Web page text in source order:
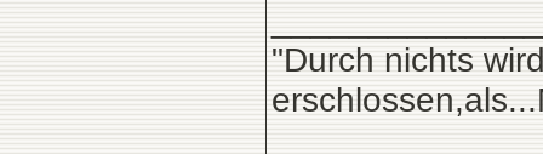
"Durch nichts